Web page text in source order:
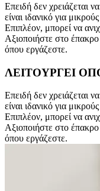
Επειδή δεν χρειάζεται
είναι ιδανικό για
Επιπλέον, μπορεί να
Αξιοποιήστε στο
όπου εργάζεστε.
ΛΕΙΤΟΥΡΓΕΙ
Επειδή δεν χρειάζεται
είναι ιδανικό για
Επιπλέον, μπορεί να
Αξιοποιήστε στο
όπου εργάζεστε.